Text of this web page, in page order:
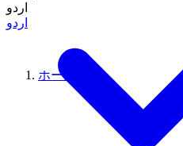
اردو
اردو
ホーム